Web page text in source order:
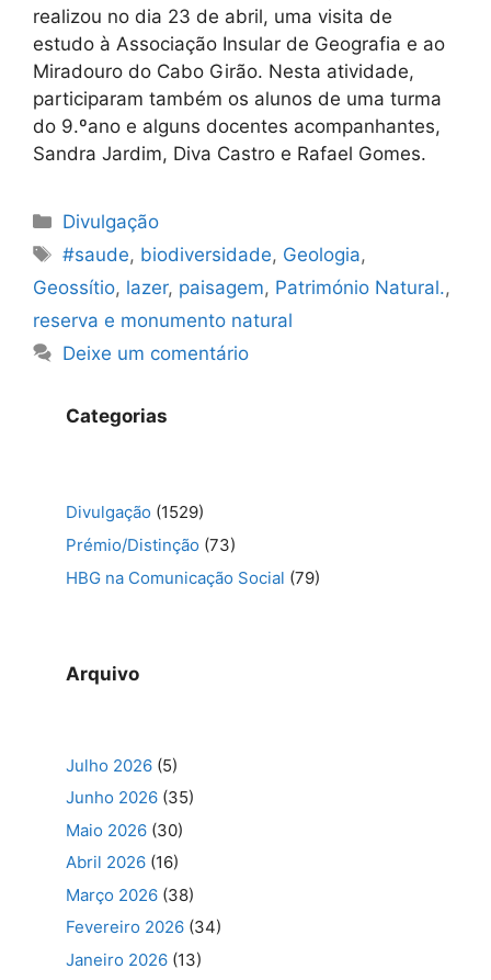
realizou no dia 23 de abril, uma visita de
estudo à Associação Insular de Geografia e ao
Miradouro do Cabo Girão. Nesta atividade,
participaram também os alunos de uma turma
do 9.ºano e alguns docentes acompanhantes,
Sandra Jardim, Diva Castro e Rafael Gomes.
Categorias
Divulgação
Etiquetas
#saude, biodiversidade, Geologia,
Geossítio, lazer, paisagem, Património Natural.,
reserva e monumento natural
Deixe um comentário
Categorias
Divulgação (1529)
Prémio/Distinção (73)
HBG na Comunicação Social (79)
Arquivo
Julho 2026 (5)
Junho 2026 (35)
Maio 2026 (30)
Abril 2026 (16)
Março 2026 (38)
Fevereiro 2026 (34)
Janeiro 2026 (13)